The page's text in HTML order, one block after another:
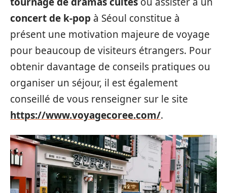
concert de k-pop à Séoul constitue à
présent une motivation majeure de voyage
pour beaucoup de visiteurs étrangers. Pour
obtenir davantage de conseils pratiques ou
organiser un séjour, il est également
conseillé de vous renseigner sur le site
https://www.voyagecoree.com/.